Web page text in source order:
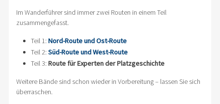
Im Wanderführer sind immer zwei Routen in einem Teil
zusammengefasst.
Teil 1: Nord-Route und Ost-Route
Teil 2: Süd-Route und West-Route
Teil 3: Route für Experten der Platzgeschichte
Weitere Bände sind schon wieder in Vorbereitung – lassen Sie sich
überraschen.